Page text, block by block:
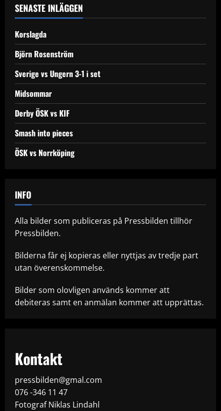
SENASTE INLÄGGEN
Korslagda
Björn Rosenström
Sverige vs Ungern 3-1 i set
Midsommar
Derby ÖSK vs KIF
Smash into pieces
ÖSK vs Norrköping
INFO
Alla bilder som publiceras på Pressbilden tillhör
Pressbilden.
Bilderna får ej kopieras eller nyttjas av tredje part
utan överenskommelse.
Bilder som olovligen används kommer att
debiteras samt en anmälan kommer att upprättas.
Kontakt
pressbilden@gmal.com
076 -346 11 47
Fotograf Niklas Lindahl